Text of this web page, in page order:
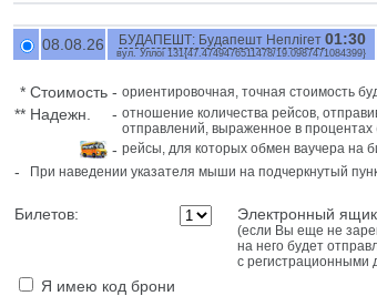
08.08.26
БУДАПЕШТ: Будапешт Неплігет 01:30
вул. Уллоі 131{47.4749476511478/19.0987471084399}
* Стоимость - ориентировочная, точная стоимость
** Надежн. - отношение количества рейсов,
отправлений, выраженное в
- рейсы, для которых обмен ваучера на
- При наведении указателя мыши на подчеркнутый
Билетов: Электронный
(если Вы еще не
на него будет
с регистрационными
Я имею код брони